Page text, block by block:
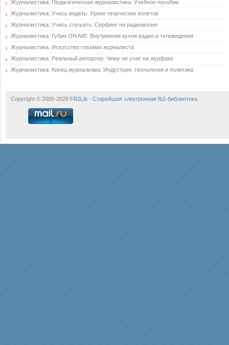
Журналистика: Педагогическая журналистика: Учебное пособие
Журналистика: Учись видеть: Уроки творческих взлетов
Журналистика: Учись слушать: Серфинг на радиоволне
Журналистика: Губин ON AIR: Внутренняя кухня радио и телевидения
Журналистика: Искусство глазами журналиста
Журналистика: Реальный репортер: Чему не учат на журфаке
Журналистика: Конец журнализма: Индустрия, технология и политика
Copyright © 2005-2026 FB2Lib - Старейшая электронная fb2-библиотека